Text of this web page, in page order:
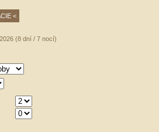
<
(8 dní / 7 nocí)